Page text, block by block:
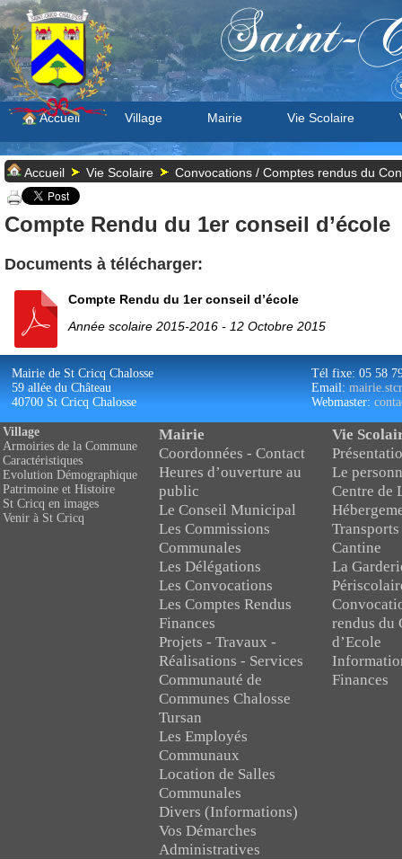
Saint-
Accueil Village Mairie Vie Scolaire
Accueil Vie Scolaire Convocations / Comptes rendus du
Compte Rendu du 1er conseil d’école
Documents à télécharger:
Compte Rendu du 1er conseil d’école
Année scolaire 2015-2016 - 12 Octobre 2015
Mairie de St Cricq Chalosse
59 allée du Château
40700 St Cricq Chalosse
Tél fixe: 05 58
Email:
Webmaster:
Village
Armoiries de la Commune
Caractéristiques
Evolution Démographique
Patrimoine et Histoire
St Cricq en images
Venir à St Cricq
Mairie
Coordonnées - Contact
Heures d’ouverture au
public
Le Conseil Municipal
Les Commissions
Communales
Les Délégations
Les Convocations
Les Comptes Rendus
Finances
Projets - Travaux -
Réalisations - Services
Communauté de
Communes Chalosse
Tursan
Les Employés
Communaux
Location de Salles
Communales
Divers (Informations)
Vos Démarches
Administratives
Vie
Le
Centre de
Cantine
La
rendus du
d’Ecole
Finances